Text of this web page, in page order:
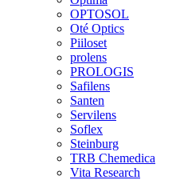
OPTOSOL
Oté Optics
Piiloset
prolens
PROLOGIS
Safilens
Santen
Servilens
Soflex
Steinburg
TRB Chemedica
Vita Research